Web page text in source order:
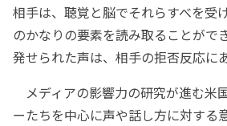
相手は、聴覚と脳でそれらすべを受
のかなりの要素を読み取ることがで
発せられた声は、相手の拒否反応に
メディアの影響力の研究が進む米
ーたちを中心に声や話し方に対する